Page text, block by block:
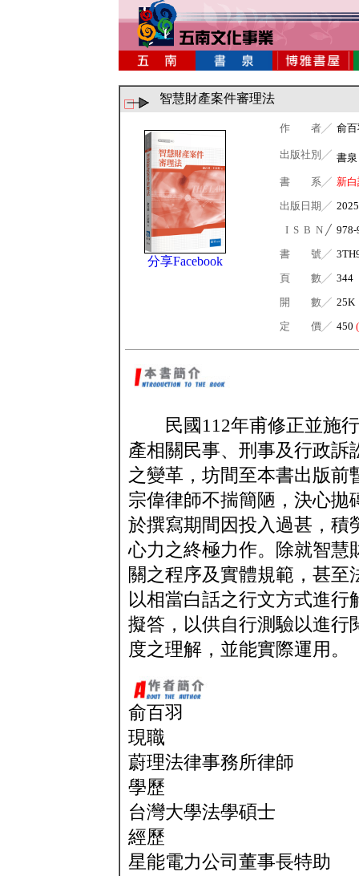
智慧財產案件審理法
分享Facebook
作 者╱ 俞
出版社別╱ 書泉
書 系╱ 新
出版日期╱
I S B N ╱ 978-
書 號╱
頁 數╱ 344
開 數╱ 25K
定 價╱ 450
民國112年甫修正並施行
產相關民事、刑事及行政訴
之變革，坊間至本書出版
宗偉律師不揣簡陋，決心拋
於撰寫期間因投入過甚，積
心力之終極力作。除就智慧
關之程序及實體規範，甚
以相當白話之行文方式進
擬答，以供自行測驗以進行
度之理解，並能實際運用。
俞百羽
現職
蔚理法律事務所律師
學歷
台灣大學法學碩士
經歷
星能電力公司董事長特助